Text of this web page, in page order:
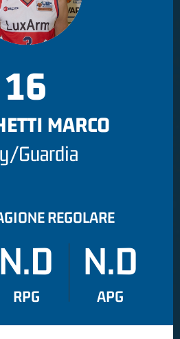
16
MARCO
Guardia
REGOLARE
N.D
RPG
N.D
APG